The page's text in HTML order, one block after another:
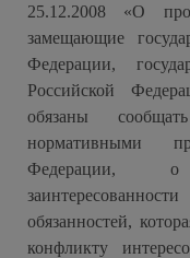
25.12.2008 «О
замещающие
Федерации,
Российской
обязаны
нормативными
Федерации, о
обязанностей,
конфликту